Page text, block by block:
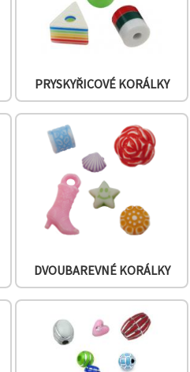
PRYSKYŘICOVÉ KORÁLKY
DVOUBAREVNÉ KORÁLKY